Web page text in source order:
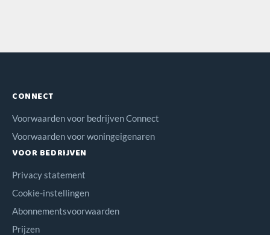
CONNECT
Voorwaarden voor bedrijven Connect
Voorwaarden voor woningeigenaren
VOOR BEDRIJVEN
Privacy statement
Cookie-instellingen
Abonnementsvoorwaarden
Prijzen